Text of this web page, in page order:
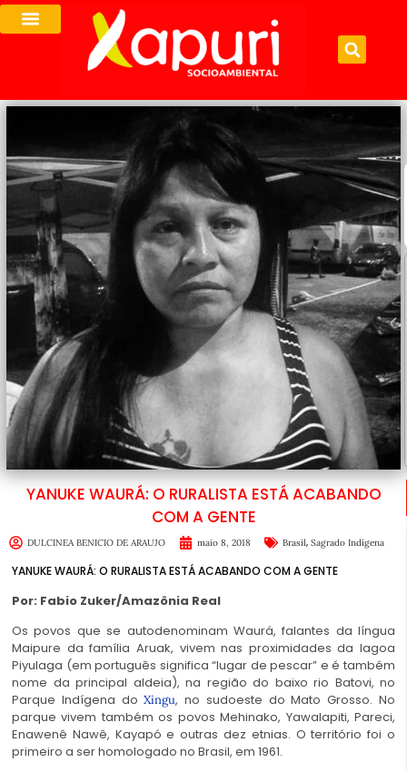
YANUKE WAURÁ: O RURALISTA ESTÁ ACABANDO
COM A GENTE
DULCINEA BENICIO DE ARAUJO maio 8, 2018 Brasil, Sagrado Indígena
YANUKE WAURÁ: O RURALISTA ESTÁ ACABANDO COM A GENTE
Por: Fabio Zuker/Amazônia Real
Os povos que se autodenominam Waurá, falantes da língua
Maipure da família Aruak, vivem nas proximidades da lagoa
Piyulaga (em português significa “lugar de pescar” e é também
nome da principal aldeia), na região do baixo rio Batovi, no
Parque Indígena doXingu, no sudoeste do Mato Grosso. No
parque vivem também os povos Mehinako, Yawalapiti, Pareci,
Enawenê Nawê, Kayapó e outras dez etnias. O território foi o
primeiro a ser homologado no Brasil, em 1961.